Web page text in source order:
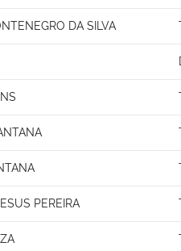
DA SILVA
PEREIRA